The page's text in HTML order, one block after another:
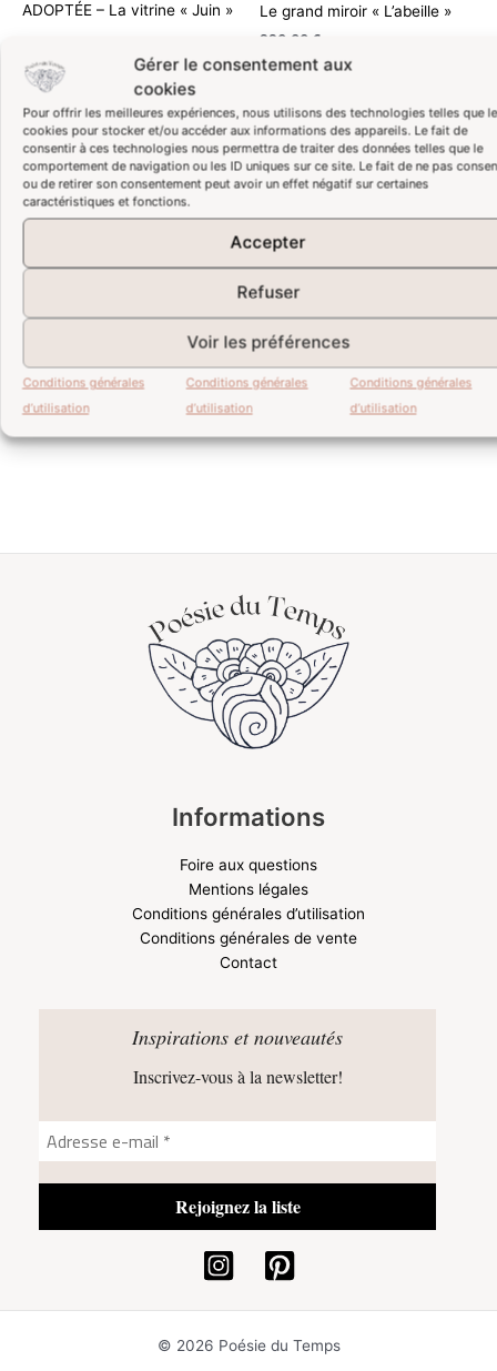
Gérer le consentement aux
cookies
Pour offrir les meilleures expériences, nous utilisons des technologies telles que
cookies pour stocker et/ou accéder aux informations des appareils. Le fait de
consentir à ces technologies nous permettra de traiter des données telles que le
comportement de navigation ou les ID uniques sur ce site. Le fait de ne pas
ou de retirer son consentement peut avoir un effet négatif sur certaines
caractéristiques et fonctions.
Accepter
Refuser
Voir les préférences
Conditions générales
d’utilisation
Conditions générales
d’utilisation
Conditions générales
d’utilisation
ADOPTÉE – La vitrine « Juin » Le grand miroir « L’abeille »
220,00 €
Informations
Foire aux questions
Mentions légales
Conditions générales d’utilisation
Conditions générales de vente
Contact
Inspirations et nouveautés
Inscrivez-vous à la newsletter!
© 2026 Poésie du Temps